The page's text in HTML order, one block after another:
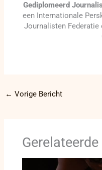
Gediplomeerd
een Internationale
Journalisten Federatie
← Vorige Bericht